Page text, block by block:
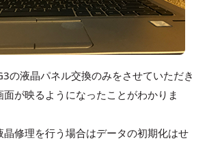
の液晶パネル交換のみをさせていただき
面が映るようになったことがわかりま
晶修理を行う場合はデータの初期化はせ